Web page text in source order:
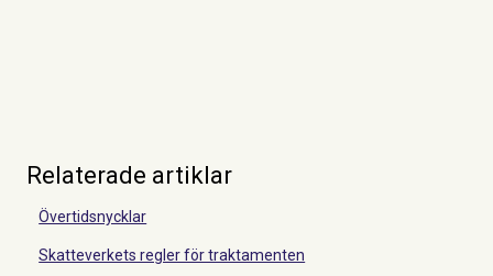
Relaterade artiklar
Övertidsnycklar
Skatteverkets regler för traktamenten